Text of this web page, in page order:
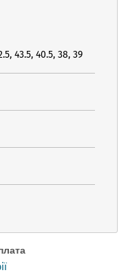
43.5, 40.5, 38, 39